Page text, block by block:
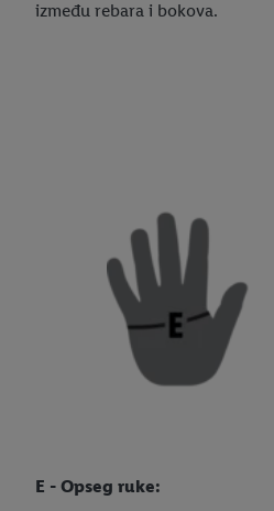
između rebara i bokova.
E - Opseg ruke: